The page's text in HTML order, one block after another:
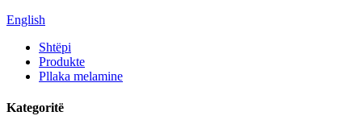
English
Shtëpi
Produkte
Pllaka melamine
Kategoritë